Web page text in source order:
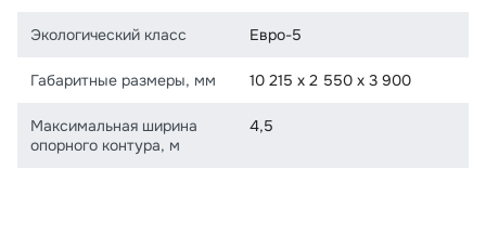
Экологический класс Евро-5
Габаритные размеры, мм 10 215 х 2 550 х 3 900
Максимальная ширина
опорного контура, м
4,5